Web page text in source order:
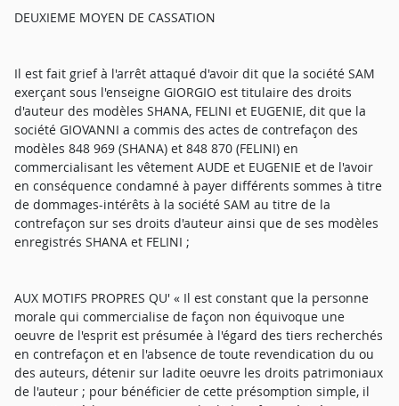
DEUXIEME MOYEN DE CASSATION
Il est fait grief à l'arrêt attaqué d'avoir dit que la société SAM
exerçant sous l'enseigne GIORGIO est titulaire des droits
d'auteur des modèles SHANA, FELINI et EUGENIE, dit que la
société GIOVANNI a commis des actes de contrefaçon des
modèles 848 969 (SHANA) et 848 870 (FELINI) en
commercialisant les vêtement AUDE et EUGENIE et de l'avoir
en conséquence condamné à payer différents sommes à titre
de dommages-intérêts à la société SAM au titre de la
contrefaçon sur ses droits d'auteur ainsi que de ses modèles
enregistrés SHANA et FELINI ;
AUX MOTIFS PROPRES QU' « Il est constant que la personne
morale qui commercialise de façon non équivoque une
oeuvre de l'esprit est présumée à l'égard des tiers recherchés
en contrefaçon et en l'absence de toute revendication du ou
des auteurs, détenir sur ladite oeuvre les droits patrimoniaux
de l'auteur ; pour bénéficier de cette présomption simple, il